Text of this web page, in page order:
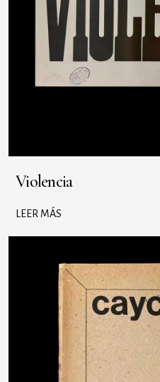
Violencia
LEER MÁS